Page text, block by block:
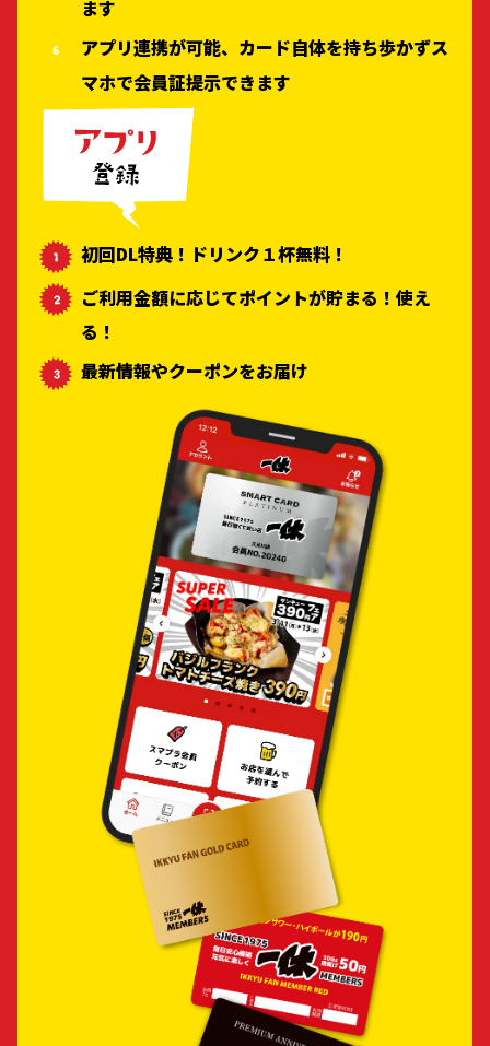
ます
アプリ連携が可能、カード自体を持ち歩かずス
マホで会員証提示できます
初回DL特典！ドリンク１杯無料！
ご利用金額に応じてポイントが貯まる！使え
る！
最新情報やクーポンをお届け